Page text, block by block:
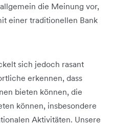
die Meinung vor,
einer traditionellen Bank
sich jedoch rasant
erkennen, dass
bieten können, die
können, insbesondere
Aktivitäten. Unsere